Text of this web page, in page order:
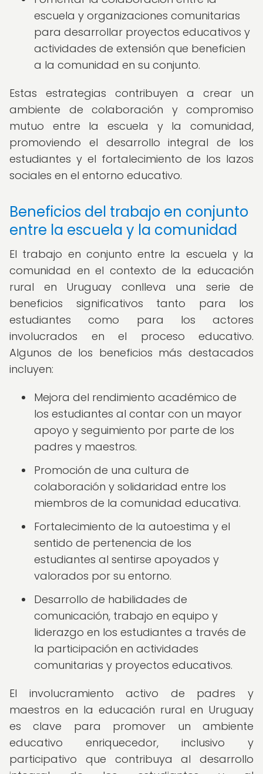
escuela y organizaciones comunitarias
para desarrollar proyectos educativos y
actividades de extensión que beneficien
a la comunidad en su conjunto.
Estas estrategias contribuyen a crear un
ambiente de colaboración y compromiso
mutuo entre la escuela y la comunidad,
promoviendo el desarrollo integral de los
estudiantes y el fortalecimiento de los lazos
sociales en el entorno educativo.
Beneficios del trabajo en conjunto
entre la escuela y la comunidad
El trabajo en conjunto entre la escuela y la
comunidad en el contexto de la educación
rural en Uruguay conlleva una serie de
beneficios significativos tanto para los
estudiantes como para los actores
involucrados en el proceso educativo.
Algunos de los beneficios más destacados
incluyen:
Mejora del rendimiento académico de
los estudiantes al contar con un mayor
apoyo y seguimiento por parte de los
padres y maestros.
Promoción de una cultura de
colaboración y solidaridad entre los
miembros de la comunidad educativa.
Fortalecimiento de la autoestima y el
sentido de pertenencia de los
estudiantes al sentirse apoyados y
valorados por su entorno.
Desarrollo de habilidades de
comunicación, trabajo en equipo y
liderazgo en los estudiantes a través de
la participación en actividades
comunitarias y proyectos educativos.
El involucramiento activo de padres y
maestros en la educación rural en Uruguay
es clave para promover un ambiente
educativo enriquecedor, inclusivo y
participativo que contribuya al desarrollo